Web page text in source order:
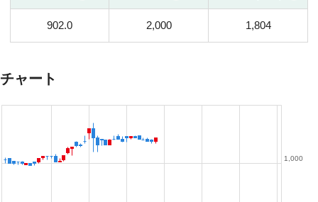
902.0 2,000 1,804
チャート
1,000